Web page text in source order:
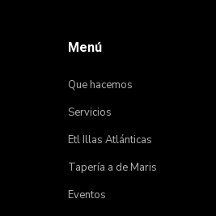
Menú
Que hacemos
Servicios
Etl Illas Atlánticas
Tapería a de Maris
Eventos